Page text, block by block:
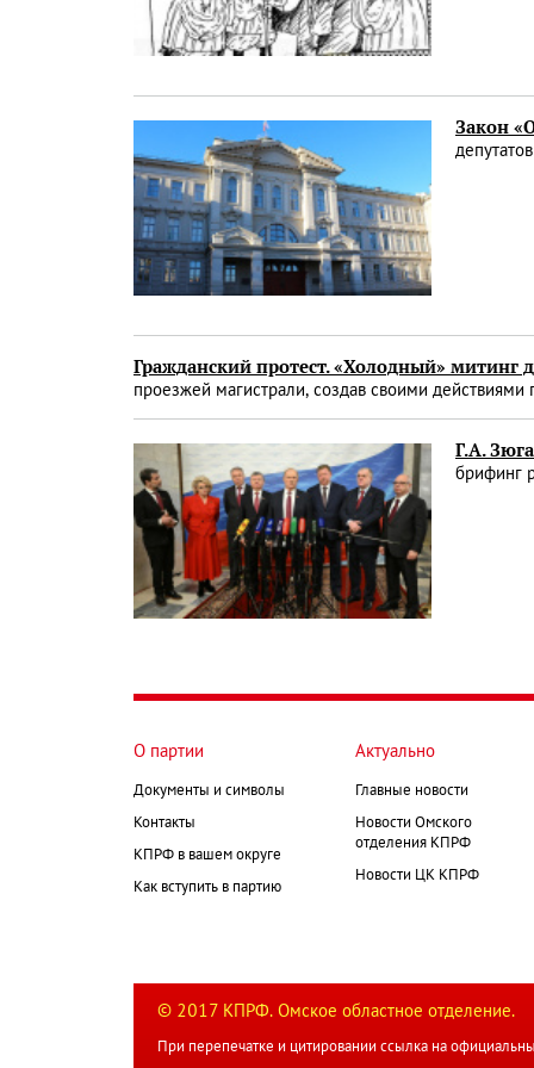
Закон
Гражданский протест. «Холодный» митинг
проезжей магистрали, создав своими действиями
Г.А.
брифинг
О партии
Документы и символы
Контакты
КПРФ в вашем округе
Как вступить в партию
Актуально
Главные новости
Новости Омского
отделения КПРФ
Новости ЦК КПРФ
© 2017 КПРФ. Омское областное отделение.
При перепечатке и цитировании ссылка на